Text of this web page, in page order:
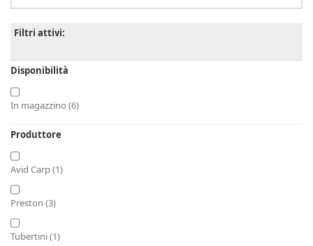
Filtri attivi:
Disponibilità
In magazzino (6)
Produttore
Avid Carp(1)
Preston (3)
Tubertini(1)